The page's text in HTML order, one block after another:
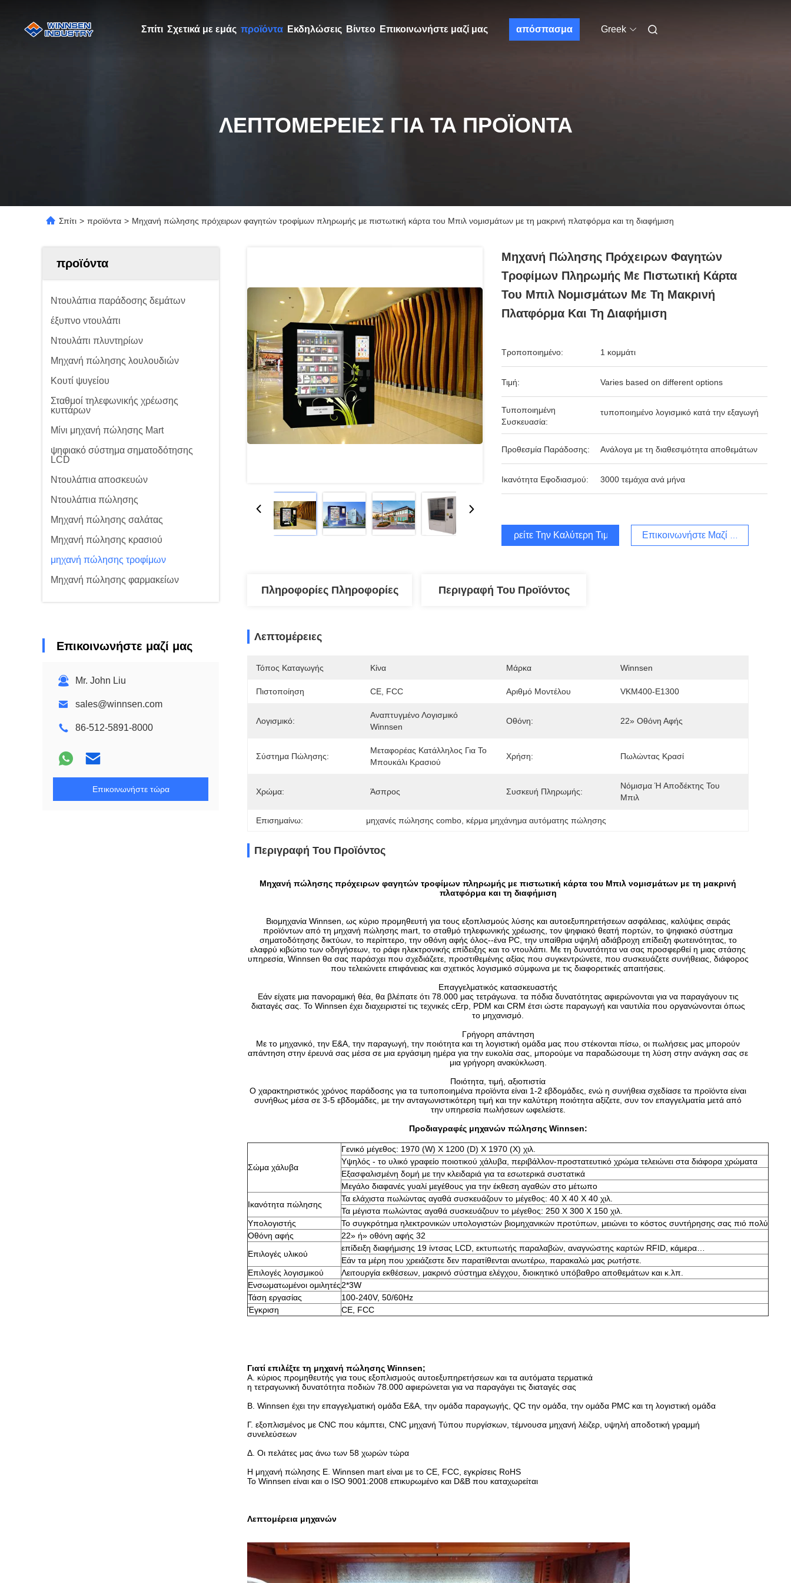
Σπίτι Σχετικά με εμάς προϊόντα Εκδηλώσεις Βίντεο Επικοινωνήστε μαζί μας απόσπασμα Greek
ΛΕΠΤΟΜΈΡΕΙΕΣ ΓΙΑ ΤΑ ΠΡΟΪΌΝΤΑ
Σπίτι > προϊόντα > Μηχανή πώλησης πρόχειρων φαγητών τροφίμων πληρωμής με πιστωτική κάρτα του Μπιλ νομισμάτων με τη μακρινή πλατφόρμα και τη διαφήμιση
προϊόντα
Ντουλάπια παράδοσης δεμάτων
έξυπνο ντουλάπι
Ντουλάπι πλυντηρίων
Μηχανή πώλησης λουλουδιών
Κουτί ψυγείου
Σταθμοί τηλεφωνικής χρέωσης
κυττάρων
Μίνι μηχανή πώλησης Mart
ψηφιακό σύστημα σηματοδότησης
LCD
Ντουλάπια αποσκευών
Ντουλάπια πώλησης
Μηχανή πώλησης σαλάτας
Μηχανή πώλησης κρασιού
μηχανή πώλησης τροφίμων
Μηχανή πώλησης φαρμακείων
Επικοινωνήστε μαζί μας
Mr. John Liu
sales@winnsen.com
86-512-5891-8000
Επικοινωνήστε τώρα
Μηχανή Πώλησης Πρόχειρων Φαγητών
Τροφίμων Πληρωμής Με Πιστωτική Κάρτα
Του Μπιλ Νομισμάτων Με Τη Μακρινή
Πλατφόρμα Και Τη Διαφήμιση
Τροποποιημένο: 1 κομμάτι
Τιμή: Varies based on different options
Τυποποιημένη
Συσκευασία:
τυποποιημένο λογισμικό κατά την εξαγωγή
Προθεσμία Παράδοσης: Ανάλογα με τη διαθεσιμότητα αποθεμάτων
Ικανότητα Εφοδιασμού: 3000 τεμάχια ανά μήνα
Βρείτε Την Καλύτερη Τιμή Επικοινωνήστε Μαζί Μας
Πληροφορίες Πληροφορίες Περιγραφή Του Προϊόντος
Λεπτομέρειες
Τόπος Καταγωγής Κίνα Μάρκα Winnsen
Πιστοποίηση CE, FCC Αριθμό Μοντέλου VKM400-E1300
Λογισμικό:
Αναπτυγμένο Λογισμικό
Winnsen
Οθόνη: 22» Οθόνη Αφής
Σύστημα Πώλησης:
Μεταφορέας Κατάλληλος Για Το
Μπουκάλι Κρασιού
Χρήση: Πωλώντας Κρασί
Χρώμα: Άσπρος Συσκευή Πληρωμής:
Νόμισμα Ή Αποδέκτης Του
Μπιλ
Επισημαίνω: μηχανές πώλησης combo κέρμα μηχάνημα αυτόματης πώλησης
Περιγραφή Του Προϊόντος
Μηχανή πώλησης πρόχειρων φαγητών τροφίμων πληρωμής με πιστωτική κάρτα του Μπιλ νομισμάτων με τη μακρινή
πλατφόρμα και τη διαφήμιση
Βιομηχανία Winnsen, ως κύριο προμηθευτή για τους εξοπλισμούς λύσης και αυτοεξυπηρετήσεων ασφάλειας, καλύψεις σειράς
προϊόντων από τη μηχανή πώλησης mart, το σταθμό τηλεφωνικής χρέωσης, τον ψηφιακό θεατή πορτών, το ψηφιακό σύστημα
σηματοδότησης δικτύων, το περίπτερο, την οθόνη αφής όλος--ένα PC, την υπαίθρια υψηλή αδιάβροχη επίδειξη φωτεινότητας, το
ελαφρύ κιβώτιο των οδηγήσεων, το ράφι ηλεκτρονικής επίδειξης και το ντουλάπι. Με τη δυνατότητα να σας προσφερθεί η μιας στάσης
υπηρεσία, Winnsen θα σας παράσχει που σχεδιάζετε, προστιθεμένης αξίας που συγκεντρώνετε, που συσκευάζετε συνήθειας, διάφορος
που τελειώνετε επιφάνειας και σχετικός λογισμικό σύμφωνα με τις διαφορετικές απαιτήσεις.
Επαγγελματικός κατασκευαστής
Εάν είχατε μια πανοραμική θέα, θα βλέπατε ότι 78.000 μας τετράγωνα. τα πόδια δυνατότητας αφιερώνονται για να παραγάγουν τις
διαταγές σας. Το Winnsen έχει διαχειριστεί τις τεχνικές cErp, PDM και CRM έτσι ώστε παραγωγή και ναυτιλία που οργανώνονται όπως
το μηχανισμό.
Γρήγορη απάντηση
Με το μηχανικό, την Ε&Α, την παραγωγή, την ποιότητα και τη λογιστική ομάδα μας που στέκονται πίσω, οι πωλήσεις μας μπορούν
απάντηση στην έρευνά σας μέσα σε μια εργάσιμη ημέρα για την ευκολία σας, μπορούμε να παραδώσουμε τη λύση στην ανάγκη σας σε
μια γρήγορη ανακύκλωση.
Ποιότητα, τιμή, αξιοπιστία
Ο χαρακτηριστικός χρόνος παράδοσης για τα τυποποιημένα προϊόντα είναι 1-2 εβδομάδες, ενώ η συνήθεια σχεδίασε τα προϊόντα είναι
συνήθως μέσα σε 3-5 εβδομάδες, με την ανταγωνιστικότερη τιμή και την καλύτερη ποιότητα αξίζετε, συν τον επαγγελματία μετά από
την υπηρεσία πωλήσεων ωφελείστε.
Προδιαγραφές μηχανών πώλησης Winnsen:
Σώμα χάλυβα
Γενικό μέγεθος: 1970 (W) Χ 1200 (D) Χ 1970 (Χ) χιλ.
Υψηλός - το υλικό γραφείο ποιοτικού χάλυβα, περιβάλλον-προστατευτικό χρώμα τελειώνει στα διάφορα χρώματα
Εξασφαλισμένη δομή με την κλειδαριά για τα εσωτερικά συστατικά
Μεγάλο διαφανές γυαλί μεγέθους για την έκθεση αγαθών στο μέτωπο
Ικανότητα πώλησης
Τα ελάχιστα πωλώντας αγαθά συσκευάζουν το μέγεθος: 40 X 40 X 40 χιλ.
Τα μέγιστα πωλώντας αγαθά συσκευάζουν το μέγεθος: 250 X 300 X 150 χιλ.
Υπολογιστής
Το συγκρότημα ηλεκτρονικών υπολογιστών βιομηχανικών προτύπων, μειώνει το κόστος συντήρησης σας πιό πολύ
Οθόνη αφής
22» ή» οθόνη αφής 32
Επιλογές υλικού
επίδειξη διαφήμισης 19 ίντσας LCD, εκτυπωτής παραλαβών, αναγνώστης καρτών RFID, κάμερα…
Εάν τα μέρη που χρειάζεστε δεν παρατίθενται ανωτέρω, παρακαλώ μας ρωτήστε.
Επιλογές λογισμικού
Λειτουργία εκθέσεων, μακρινό σύστημα ελέγχου, διοικητικό υπόβαθρο αποθεμάτων και κ.λπ.
Ενσωματωμένοι ομιλητές2*3W
Τάση εργασίας
100-240V, 50/60Hz
Έγκριση
CE, FCC
Γιατί επιλέξτε τη μηχανή πώλησης Winnsen;
Α. κύριος προμηθευτής για τους εξοπλισμούς αυτοεξυπηρετήσεων και τα αυτόματα τερματικά
η τετραγωνική δυνατότητα ποδιών 78.000 αφιερώνεται για να παραγάγει τις διαταγές σας
Β. Winnsen έχει την επαγγελματική ομάδα Ε&Α, την ομάδα παραγωγής, QC την ομάδα, την ομάδα PMC και τη λογιστική ομάδα
Γ. εξοπλισμένος με CNC που κάμπτει, CNC μηχανή Τύπου πυργίσκων, τέμνουσα μηχανή λέιζερ, υψηλή αποδοτική γραμμή
συνελεύσεων
Δ. Οι πελάτες μας άνω των 58 χωρών τώρα
Η μηχανή πώλησης Ε. Winnsen mart είναι με το CE, FCC, εγκρίσεις RoHS
Το Winnsen είναι και ο ISO 9001:2008 επικυρωμένο και D&B που καταχωρείται
Λεπτομέρεια μηχανών